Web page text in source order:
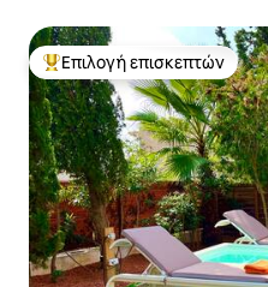
Κορυφαία επιλογή
Επιλογή επισκεπτών